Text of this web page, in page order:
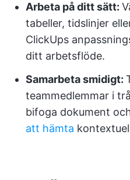
Arbeta på ditt sätt:
tabeller, tidslinjer
ClickUps
ditt arbetsflöde.
Samarbeta smidigt:
teammedlemmar i
bifoga dokument
att hämta